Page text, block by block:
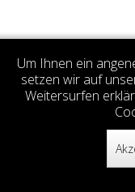
Um Ihnen ein
setzen wir auf
Weitersurfen